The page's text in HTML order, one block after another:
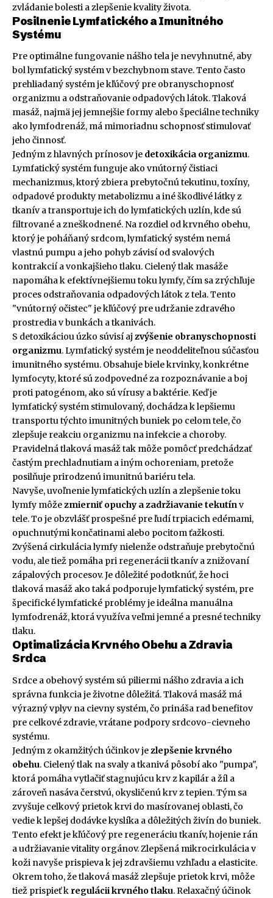
zvládanie bolesti a zlepšenie kvality života.
Posilnenie Lymfatického a Imunitného
Systému
Pre optimálne fungovanie nášho tela je nevyhnutné, aby
bol lymfatický systém v bezchybnom stave. Tento často
prehliadaný systém je kľúčový pre obranyschopnosť
organizmu a odstraňovanie odpadových látok. Tlaková
masáž, najmä jej jemnejšie formy alebo špeciálne techniky
ako lymfodrenáž, má mimoriadnu schopnosť stimulovať
jeho činnosť.
Jedným z hlavných prínosov je detoxikácia organizmu.
Lymfatický systém funguje ako vnútorný čistiaci
mechanizmus, ktorý zbiera prebytočnú tekutinu, toxíny,
odpadové produkty metabolizmu a iné škodlivé látky z
tkanív a transportuje ich do lymfatických uzlín, kde sú
filtrované a zneškodnené. Na rozdiel od krvného obehu,
ktorý je poháňaný srdcom, lymfatický systém nemá
vlastnú pumpu a jeho pohyb závisí od svalových
kontrakcií a vonkajšieho tlaku. Cielený tlak masáže
napomáha k efektívnejšiemu toku lymfy, čím sa zrýchľuje
proces odstraňovania odpadových látok z tela. Tento
"vnútorný očistec" je kľúčový pre udržanie zdravého
prostredia v bunkách a tkanivách.
S detoxikáciou úzko súvisí aj zvýšenie obranyschopnosti
organizmu. Lymfatický systém je neoddeliteľnou súčasťou
imunitného systému. Obsahuje biele krvinky, konkrétne
lymfocyty, ktoré sú zodpovedné za rozpoznávanie a boj
proti patogénom, ako sú vírusy a baktérie. Keď je
lymfatický systém stimulovaný, dochádza k lepšiemu
transportu týchto imunitných buniek po celom tele, čo
zlepšuje reakciu organizmu na infekcie a choroby.
Pravidelná tlaková masáž tak môže pomôcť predchádzať
častým prechladnutiam a iným ochoreniam, pretože
posilňuje prirodzenú imunitnú bariéru tela.
Navyše, uvoľnenie lymfatických uzlín a zlepšenie toku
lymfy môžezmierniť opuchy a zadržiavanie tekutínv
tele. To je obzvlášť prospešné pre ľudí trpiacich edémami,
opuchnutými končatinami alebo pocitom ťažkosti.
Zvýšená cirkulácia lymfy nielenže odstraňuje prebytočnú
vodu, ale tiež pomáha pri regenerácii tkanív a znižovaní
zápalových procesov. Je dôležité podotknúť, že hoci
tlaková masáž ako taká podporuje lymfatický systém, pre
špecifické lymfatické problémy je ideálna manuálna
lymfodrenáž, ktorá využíva veľmi jemné a presné techniky
tlaku.
Optimalizácia Krvného Obehu a Zdravia
Srdca
Srdce a obehový systém sú piliermi nášho zdravia a ich
správna funkcia je životne dôležitá. Tlaková masáž má
výrazný vplyv na cievny systém, čo prináša rad benefitov
pre celkové zdravie, vrátane podpory srdcovo-cievneho
systému.
Jedným z okamžitých účinkov jezlepšenie krvného
obehu. Cielený tlak na svaly a tkanivá pôsobí ako "pumpa",
ktorá pomáha vytlačiť stagnujúcu krv z kapilár a žíl a
zároveň nasáva čerstvú, okysličenú krv z tepien. Tým sa
zvyšuje celkový prietok krvi do masírovanej oblasti, čo
vedie k lepšej dodávke kyslíka a dôležitých živín do buniek.
Tento efekt je kľúčový pre regeneráciu tkanív, hojenie rán
a udržiavanie vitality orgánov. Zlepšená mikrocirkulácia v
koži navyše prispieva k jej zdravšiemu vzhľadu a elasticite.
Okrem toho, že tlaková masáž zlepšuje prietok krvi, môže
tiež prispieť k regulácii krvného tlaku. Relaxačný účinok